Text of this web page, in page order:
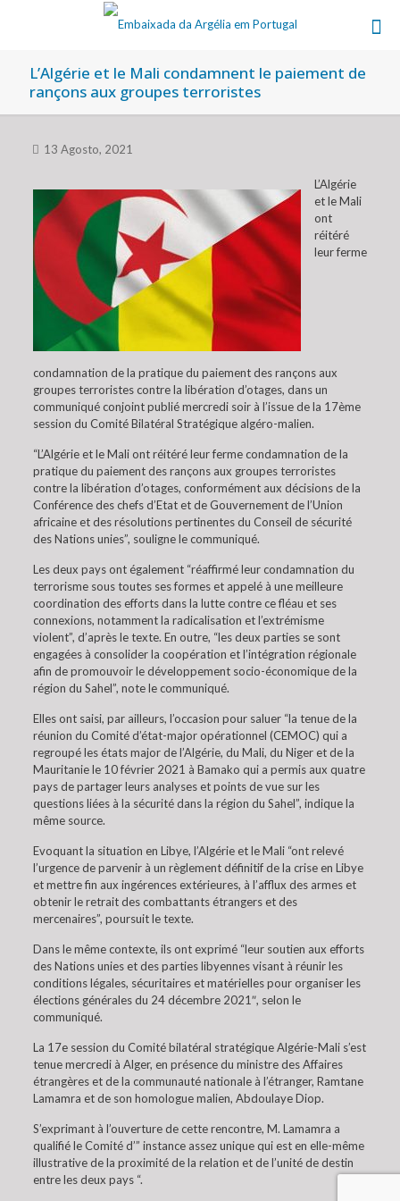
L’Algérie et le Mali condamnent le paiement de
rançons aux groupes terroristes
13 Agosto, 2021
L’Algérie
et le Mali
ont
réitéré
leur ferme
condamnation de la pratique du paiement des rançons aux
groupes terroristes contre la libération d’otages, dans un
communiqué conjoint publié mercredi soir à l’issue de la 17ème
session du Comité Bilatéral Stratégique algéro-malien.
“L’Algérie et le Mali ont réitéré leur ferme condamnation de la
pratique du paiement des rançons aux groupes terroristes
contre la libération d’otages, conformément aux décisions de la
Conférence des chefs d’Etat et de Gouvernement de l’Union
africaine et des résolutions pertinentes du Conseil de sécurité
des Nations unies”, souligne le communiqué.
Les deux pays ont également “réaffirmé leur condamnation du
terrorisme sous toutes ses formes et appelé à une meilleure
coordination des efforts dans la lutte contre ce fléau et ses
connexions, notamment la radicalisation et l’extrémisme
violent”, d’après le texte. En outre, “les deux parties se sont
engagées à consolider la coopération et l’intégration régionale
afin de promouvoir le développement socio-économique de la
région du Sahel”, note le communiqué.
Elles ont saisi, par ailleurs, l’occasion pour saluer “la tenue de la
réunion du Comité d’état-major opérationnel (CEMOC) qui a
regroupé les états major de l’Algérie, du Mali, du Niger et de la
Mauritanie le 10 février 2021 à Bamako qui a permis aux quatre
pays de partager leurs analyses et points de vue sur les
questions liées à la sécurité dans la région du Sahel”, indique la
même source.
Evoquant la situation en Libye, l’Algérie et le Mali “ont relevé
l’urgence de parvenir à un règlement définitif de la crise en Libye
et mettre fin aux ingérences extérieures, à l’afflux des armes et
obtenir le retrait des combattants étrangers et des
mercenaires”, poursuit le texte.
Dans le même contexte, ils ont exprimé “leur soutien aux efforts
des Nations unies et des parties libyennes visant à réunir les
conditions légales, sécuritaires et matérielles pour organiser les
élections générales du 24 décembre 2021″, selon le
communiqué.
La 17e session du Comité bilatéral stratégique Algérie-Mali s’est
tenue mercredi à Alger, en présence du ministre des Affaires
étrangères et de la communauté nationale à l’étranger, Ramtane
Lamamra et de son homologue malien, Abdoulaye Diop.
S’exprimant à l’ouverture de cette rencontre, M. Lamamra a
qualifié le Comité d’” instance assez unique qui est en elle-même
illustrative de la proximité de la relation et de l’unité de destin
entre les deux pays “.